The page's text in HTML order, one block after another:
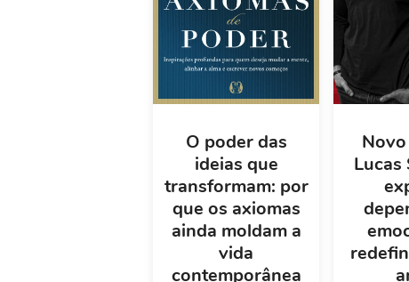
O poder das
ideias que
transformam: por
que os axiomas
ainda moldam a
vida
contemporânea
Lucas